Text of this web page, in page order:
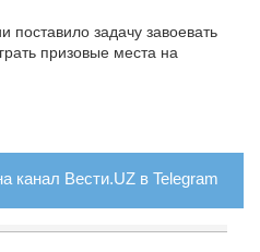
поставило задачу завоевать
призовые места на
канал Вести.UZ в Telegram